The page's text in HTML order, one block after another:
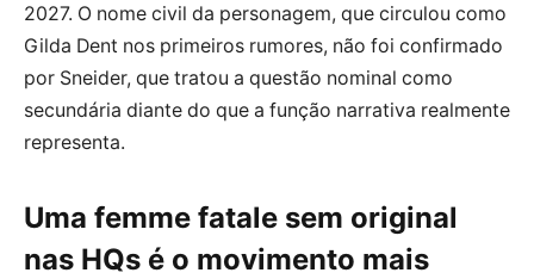
2027. O nome civil da personagem, que circulou como
Gilda Dent nos primeiros rumores, não foi confirmado
por Sneider, que tratou a questão nominal como
secundária diante do que a função narrativa realmente
representa.
Uma femme fatale sem original
nas HQs é o movimento mais